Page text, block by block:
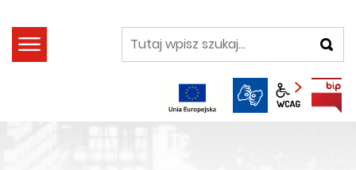
szukaj
Panel